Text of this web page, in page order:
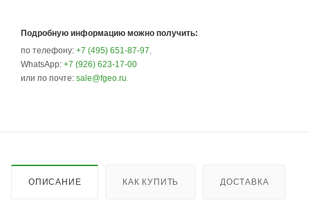
Подробную информацию можно получить:
по телефону: +7 (495) 651-87-97,
WhatsApp: +7 (926) 623-17-00
или по почте: sale@fgeo.ru.
ОПИСАНИЕ КАК КУПИТЬ ДОСТАВКА